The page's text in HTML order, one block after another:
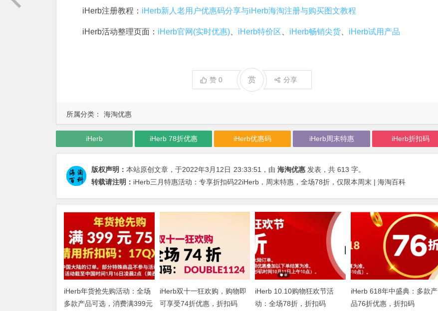
所属分类： 海淘优惠
iHerb注册教程： iHerb新人老用户优惠码分享与iHerb海淘注册与购买图文教程
iHerb活动整理页面： iHerb官网(实时优惠) iHerb特价区 iHerb畅销尖货 iHerb试用产品
赞 0 赏 分享
iHerb iHerb 78折优惠 iHerb优惠码 iHerb周末特惠 iHerb折扣码
版权声明： 本站原创文章，于2022年3月12日 23:33:51 ，由 海淘优惠 发表，共 613 字。
转载请注明： iHerb三月特惠活动：专享折扣码22iHerb，周末特惠，全场78折，仅限本周末 | 海淘百科
iHerb年货抢先购活动：全场
多款产品可选，消费满399元
iHerb双十一狂欢购，购物即
可享受74折优惠，折扣码
iHerb 10.10购物狂欢节活
动：全场78折，折扣码
iHerb 618年中盛典：多款产
品76折优惠，折扣码